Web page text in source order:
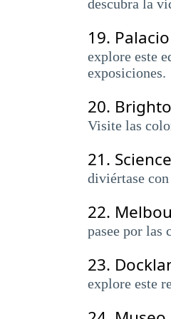
descubra la
19.
explore este
exposiciones.
20.
Visite las
21.
diviértase
22.
pasee por las
23.
explore este